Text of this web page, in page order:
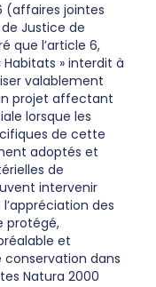
(affaires jointes
Justice de
que l’article 6,
» interdit à
valablement
projet affectant
lorsque les
de cette
adoptés et
de
intervenir
des
protégé,
et
conservation dans
Natura 2000